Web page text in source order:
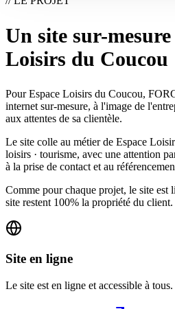
Un site sur-
Loisirs du Coucou
Pour Espace Loisirs du Coucou,
internet sur-mesure, à l'image de
aux attentes de sa clientèle.
Le site colle au métier de Espace
loisirs · tourisme, avec une attention
à la prise de contact et au
Comme pour chaque projet, le site est
site restent 100% la propriété du client.
Site en ligne
Le site est en ligne et accessible à